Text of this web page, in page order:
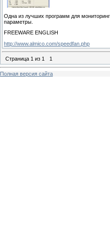
Одна из лучших программ для
параметры.
FREEWARE ENGLISH
http://www.almico.com/speedfan.php
Страница 1 из 1 1
Полная версия сайта